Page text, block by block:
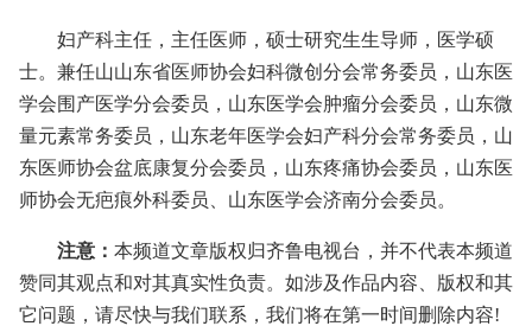
妇产科主任，主任医师，硕士研究生生导师，医学硕
士。兼任山山东省医师协会妇科微创分会常务委员，山东医
学会围产医学分会委员，山东医学会肿瘤分会委员，山东微
量元素常务委员，山东老年医学会妇产科分会常务委员，山
东医师协会盆底康复分会委员，山东疼痛协会委员，山东医
师协会无疤痕外科委员、山东医学会济南分会委员。
注意： 本频道文章版权归齐鲁电视台，并不代表本频道
赞同其观点和对其真实性负责。如涉及作品内容、版权和其
它问题，请尽快与我们联系，我们将在第一时间删除内容!